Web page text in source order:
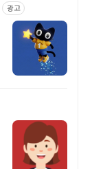
광고